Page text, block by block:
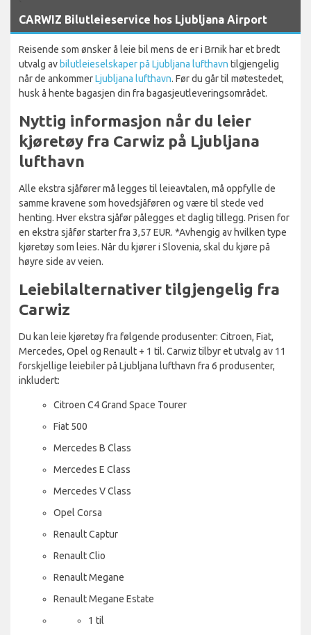
CARWIZ Bilutleieservice hos Ljubljana Airport
Reisende som ønsker å leie bil mens de er i Brnik har et bredt
utvalg avbilutleieselskaper på Ljubljana lufthavn tilgjengelig
når de ankommerLjubljana lufthavn. Før du går til møtestedet,
husk å hente bagasjen din fra bagasjeutleveringsområdet.
Nyttig informasjon når du leier
kjøretøy fra Carwiz på Ljubljana
lufthavn
Alle ekstra sjåfører må legges til leieavtalen, må oppfylle de
samme kravene som hovedsjåføren og være til stede ved
henting. Hver ekstra sjåfør pålegges et daglig tillegg. Prisen for
en ekstra sjåfør starter fra 3,57 EUR. *Avhengig av hvilken type
kjøretøy som leies. Når du kjører i Slovenia, skal du kjøre på
høyre side av veien.
Leiebilalternativer tilgjengelig fra
Carwiz
Du kan leie kjøretøy fra følgende produsenter: Citroen, Fiat,
Mercedes, Opel og Renault + 1 til. Carwiz tilbyr et utvalg av 11
forskjellige leiebiler på Ljubljana lufthavn fra 6 produsenter,
inkludert:
Citroen C4 Grand Space Tourer
Fiat 500
Mercedes B Class
Mercedes E Class
Mercedes V Class
Opel Corsa
Renault Captur
Renault Clio
Renault Megane
Renault Megane Estate
1 til